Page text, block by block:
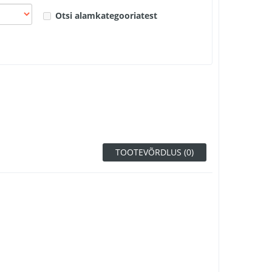
Otsi alamkategooriatest
TOOTEVÕRDLUS (0)